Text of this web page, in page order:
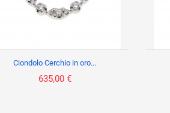
Ciondolo Cerchio in oro...
635,00 €